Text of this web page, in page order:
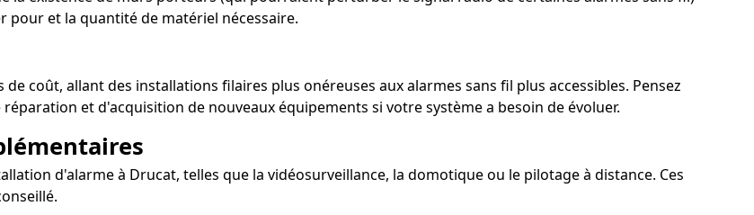
et la quantité de matériel nécessaire.
coût, allant des installations filaires plus onéreuses aux alarmes sans fil plus accessibles. Pensez
et d'acquisition de nouveaux équipements si votre système a besoin de évoluer.
d'alarme à Drucat, telles que la vidéosurveillance, la domotique ou le pilotage à distance. Ces